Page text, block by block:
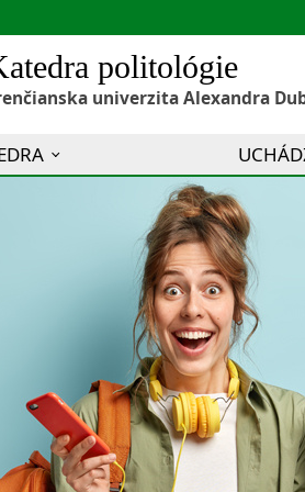
politológie
univerzita Alexandra